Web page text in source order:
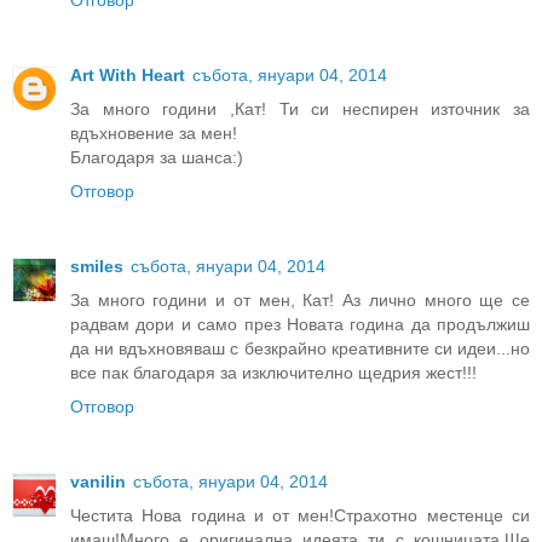
Art With Heart събота, януари 04, 2014
За много години ,Кат! Ти си неспирен източник за
вдъхновение за мен!
Благодаря за шанса:)
Отговор
smiles събота, януари 04, 2014
За много години и от мен, Кат! Аз лично много ще се
радвам дори и само през Новата година да продължиш
да ни вдъхновяваш с безкрайно креативните си идеи...но
все пак благодаря за изключително щедрия жест!!!
Отговор
vanilin събота, януари 04, 2014
Честита Нова година и от мен!Страхотно местенце си